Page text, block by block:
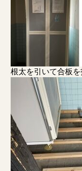
根太を引いて合板を